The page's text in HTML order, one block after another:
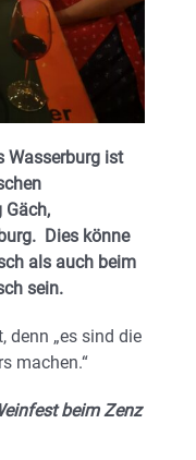
Wasserburg ist
Gäch,
Dies könne
als auch beim
sein.
denn „es sind die
machen.“
beim Zenz